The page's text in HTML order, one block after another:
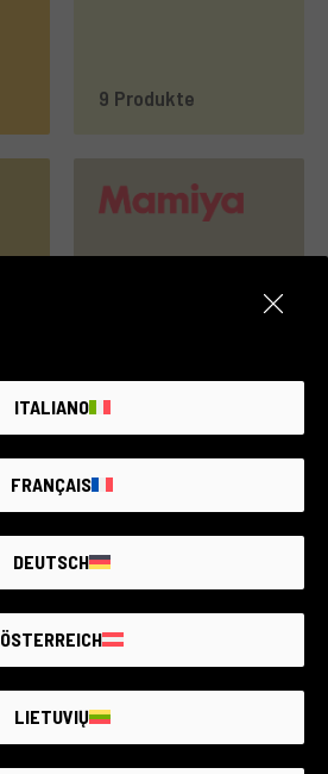
9 Produkte
155 Produkte
ITALIANO
FRANÇAIS
DEUTSCH
ÖSTERREICH
LIETUVIŲ